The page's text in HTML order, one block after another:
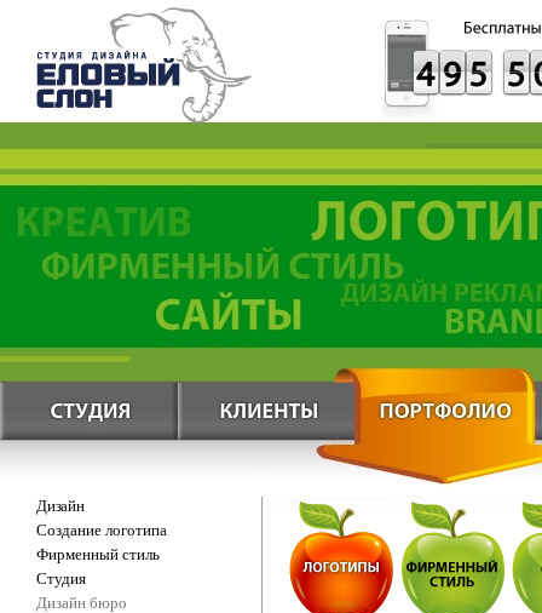
Дизайн
Создание логотипа
Фирменный стиль
Студия
Дизайн бюро